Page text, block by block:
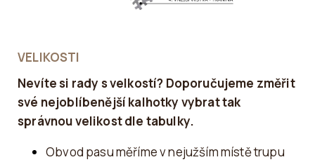
VELIKOSTI
Nevíte si rady s velkostí? Doporučujeme změřit
své nejoblíbenější kalhotky vybrat tak
správnou velikost dle tabulky.
Obvod pasu měříme v nejužším místě trupu